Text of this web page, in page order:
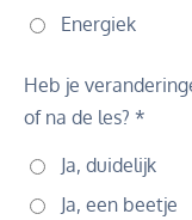
Energiek
Heb je
of na de les? *
Ja, duidelijk
Ja, een beetje